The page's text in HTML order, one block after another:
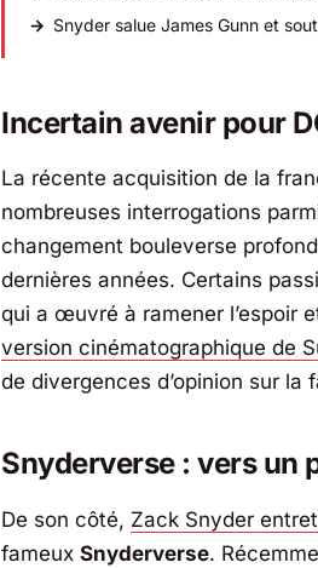
Snyder salue James Gunn et
Incertain avenir pour
La récente acquisition de la
nombreuses interrogations
changement bouleverse
dernières années. Certains
qui a œuvré à ramener l’espoir
version cinématographique de
de divergences d’opinion sur la
Snyderverse : vers un
De son côté, Zack Snyder
fameux Snyderverse.